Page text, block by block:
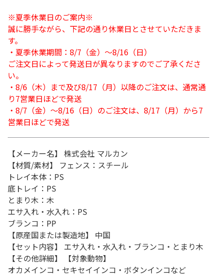
※夏季休業日のご案内※
誠に勝手ながら、下記の通り休業日とさせていただきま
す。
・夏季休業期間：8/7（金）～8/16（日）
ご注文日によって発送日が異なりますのでご了承くださ
い。
・8/6（木）まで及び8/17（月）以降のご注文は、通常通
り7営業日ほどで発送
・8/7（金）～8/16（日）のご注文は、8/17（月）から7
営業日ほどで発送
【メーカー名】 株式会社 マルカン
【材質/素材】 フェンス：スチール
トレイ本体：PS
底トレイ：PS
とまり木：木
エサ入れ・水入れ：PS
ブランコ：PP
【原産国または製造地】 中国
【セット内容】 エサ入れ・水入れ・ブランコ・とまり木
【その他詳細】 【対象動物】
オカメインコ・セキセイインコ・ボタンインコなど